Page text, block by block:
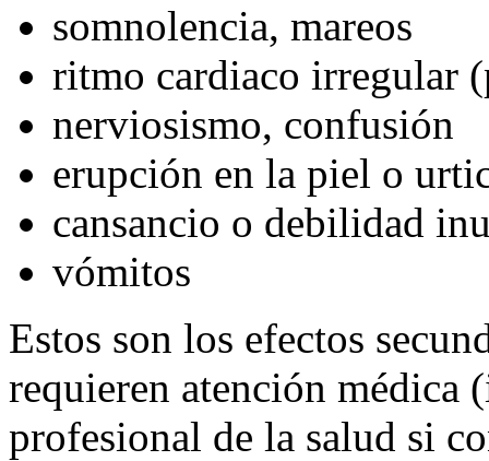
somnolencia, mareos
ritmo cardiaco irregular
nerviosismo, confusión
erupción en la piel o
cansancio o debilidad
vómitos
Estos son los efectos
requieren atención médica
profesional de la salud si